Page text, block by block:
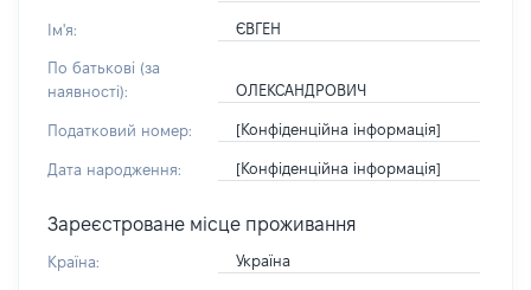
Ім'я: ЄВГЕН
По батькові (за
наявності):
ОЛЕКСАНДРОВИЧ
Податковий номер: [Конфіденційна інформація]
Дата народження: [Конфіденційна інформація]
Зареєстроване місце проживання
Країна: Україна